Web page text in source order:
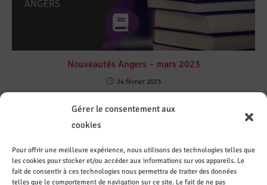
Gérer le consentement aux
cookies
Pour offrir une meilleure expérience, nous utilisons des technologies telles que
les cookies pour stocker et/ou accéder aux informations sur vos appareils. Le
fait de consentir à ces technologies nous permettra de traiter des données
telles que le comportement de navigation sur ce site. Le fait de ne pas
Nouveautés Angers – mars 2023
24 février 2023
Contact
ez le
CASI de
Sur les
réseaux
sociaux
Recevez
les
actuali
Le CASI
recrute